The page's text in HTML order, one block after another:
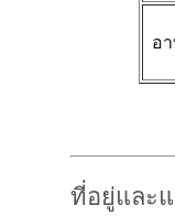
อ
ที่อยู่แล